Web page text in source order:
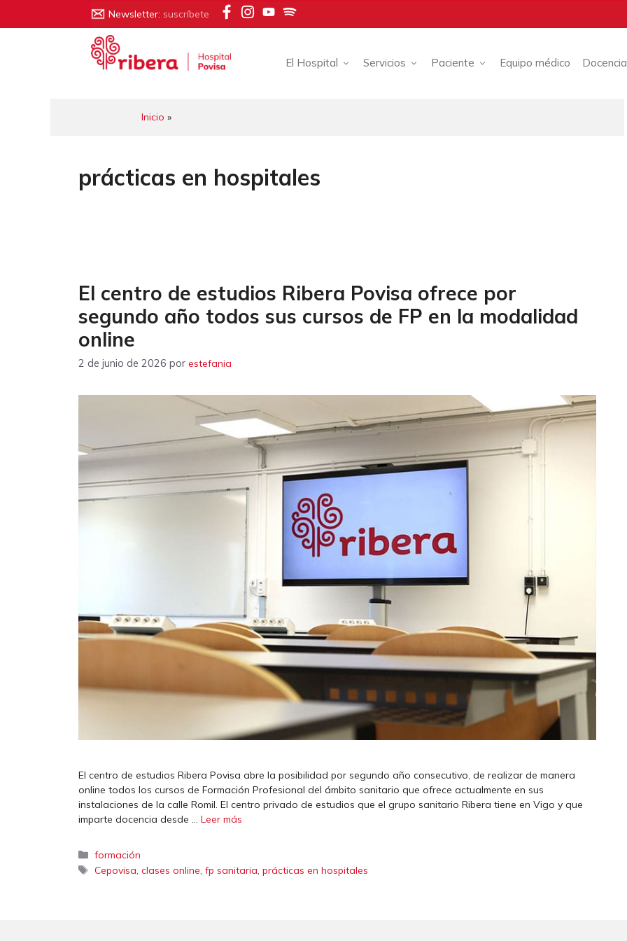
El Hospital Servicios Paciente Equipo médico Docencia
Inicio »
prácticas en hospitales
El centro de estudios Ribera Povisa ofrece por
segundo año todos sus cursos de FP en la modalidad
online
2 de junio de 2026 por estefania
El centro de estudios Ribera Povisa abre la posibilidad por segundo año consecutivo, de realizar de manera
online todos los cursos de Formación Profesional del ámbito sanitario que ofrece actualmente en sus
instalaciones de la calle Romil. El centro privado de estudios que el grupo sanitario Ribera tiene en Vigo y que
imparte docencia desde … Leer más
Categorías
formación
Etiquetas
Cepovisa,clases online,fp sanitaria,prácticas en hospitales
Newsletter: suscríbete